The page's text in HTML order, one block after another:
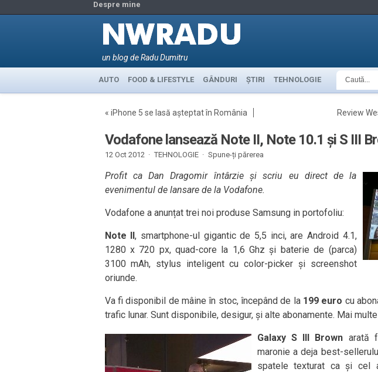
Despre mine
un blog de Radu Dumitru
AUTO FOOD & LIFESTYLE GÂNDURI ȘTIRI TEHNOLOGIE
« iPhone 5 se lasă așteptat în România
Review
Vodafone lansează Note II, Note 10.1 și S III
12 Oct 2012 · TEHNOLOGIE· Spune-ți părerea
Profit ca Dan Dragomir întârzie și scriu eu direct de la
evenimentul de lansare de la Vodafone.
Vodafone a anunțat trei noi produse Samsung in portofoliu:
Note II, smartphone-ul gigantic de 5,5 inci, are Android 4.1,
1280 x 720 px, quad-core la 1,6 Ghz și baterie de (parca)
3100 mAh, stylus inteligent cu color-picker și screenshot
oriunde.
Va fi disponibil de mâine în stoc, începând de la 199 euro cu
trafic lunar. Sunt disponibile, desigur, și alte abonamente. Mai
Galaxy S III Brown arată
maronie a deja best-
spatele texturat ca și cel